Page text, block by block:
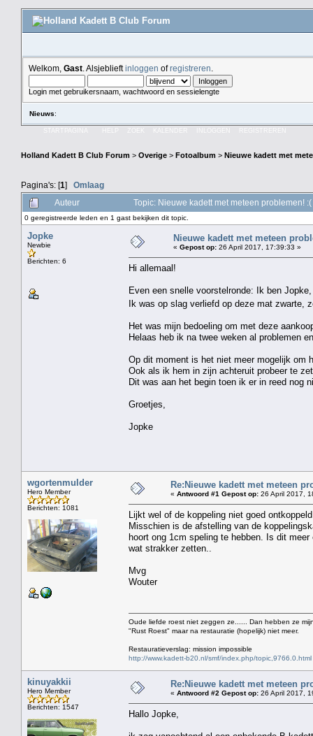
Welkom, Gast . Alsjeblieftinloggen ofregistreren
Login met gebruikersnaam, wachtwoord en sessielengte
Nieuws:
ZOEK
Holland Kadett B Club Forum > Overige > Fotoalbum > Nieuwe kadett met
Pagina's: [1] Omlaag
Auteur
Topic: Nieuwe kadett met meteen problemen!
0 geregistreerde leden en 1 gast bekijken dit topic.
Jopke
Newbie
Berichten: 6
Nieuwe kadett met meteen
« Gepost op: 26 April 2017, 17:39:33 »
Hi allemaal!
Even een snelle voorstelronde: Ik ben
Ik was op slag verliefd op deze mat zwarte,
Het was mijn bedoeling om met deze
Helaas heb ik na twee weken al problemen
Op dit moment is het niet meer mogelijk om
Ook als ik hem in zijn achteruit probeer te
Dit was aan het begin toen ik er in reed nog
Groetjes,
Jopke
wgortenmulder
Hero Member
Berichten: 1081
Re:Nieuwe kadett met meteen
« Antwoord #1 Gepost op: 26 April 2017,
Lijkt wel of de koppeling niet goed
Misschien is de afstelling van de
hoort ong 1cm speling te hebben. Is dit
wat strakker zetten..
Mvg
Wouter
Oude liefde roest niet zeggen ze...... Dan hebben ze
"Rust Roest" maar na restauratie (hopelijk) niet meer.
Restauratieverslag: mission impossible
http://www.kadett-b20.nl/smf/index.php/topic,9766.0.html
kinuyakkii
Hero Member
Berichten: 1547
Re:Nieuwe kadett met meteen
« Antwoord #2 Gepost op: 26 April 2017,
Hallo Jopke,